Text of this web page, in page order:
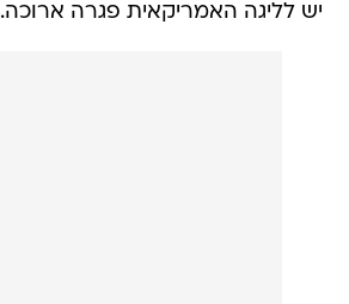
יש לליגה האמריקאית פגרה ארוכה.